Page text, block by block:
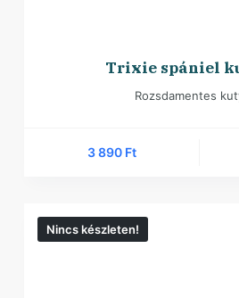
Trixie spániel
Rozsdamentes
3 890 Ft
Nincs készleten!